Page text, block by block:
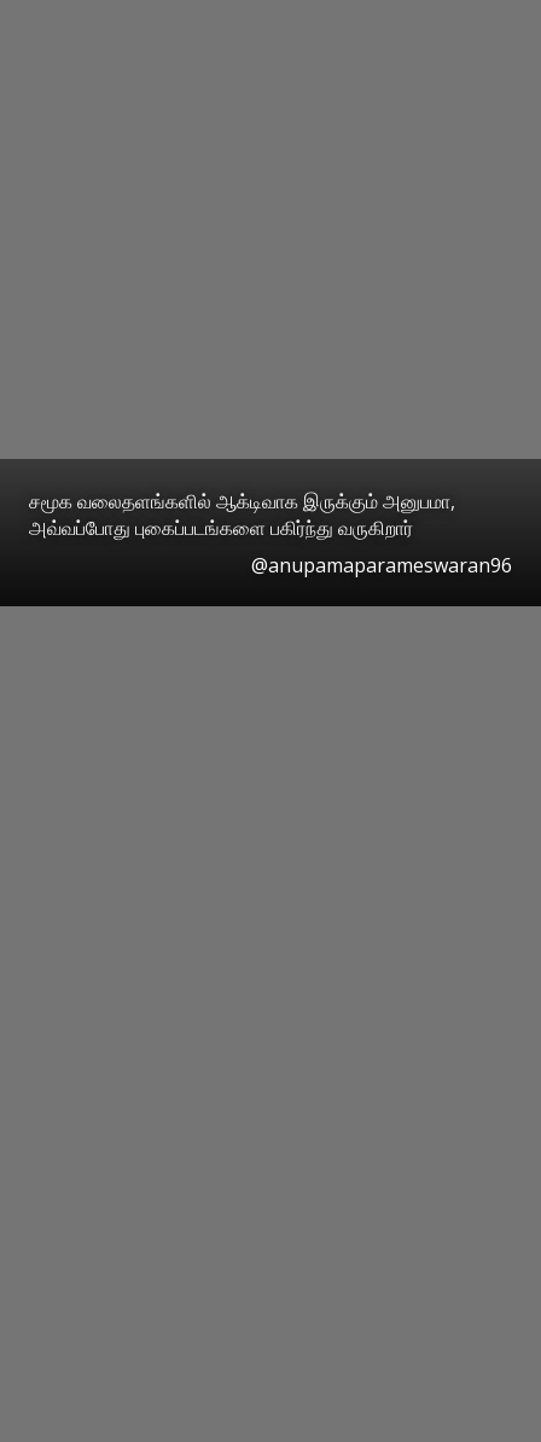
சமூக வலைதளங்களில் ஆக்டிவாக இருக்கும் அனுபமா,
அவ்வப்போது புகைப்படங்களை பகிர்ந்து வருகிறார்
@anupamaparameswaran96